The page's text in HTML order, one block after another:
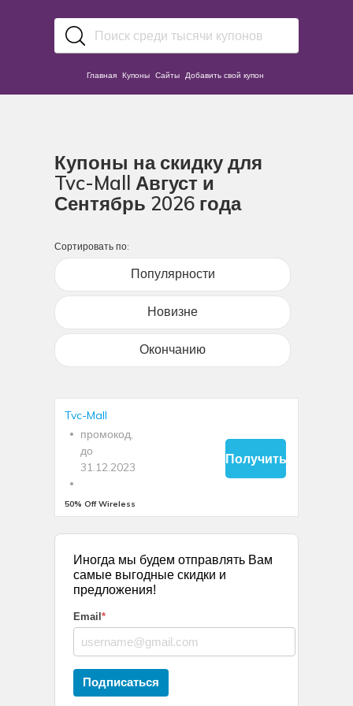
Главная Купоны Сайты Добавить свой купон
Купоны на скидку для
Tvc-Mall Август и
Сентябрь 2026 года
Сортировать по:
Популярности
Новизне
Окончанию
Tvc-Mall
промокод,
до
31.12.2023
50% Off Wireless
Charger for iPhone
12 Series
50% Off
Wireless
Charger for
Series
Wireless
Charger for
iPhone 12
Получить
Иногда мы будем отправлять Вам
самые выгодные скидки и
предложения!
Email*
Подписаться